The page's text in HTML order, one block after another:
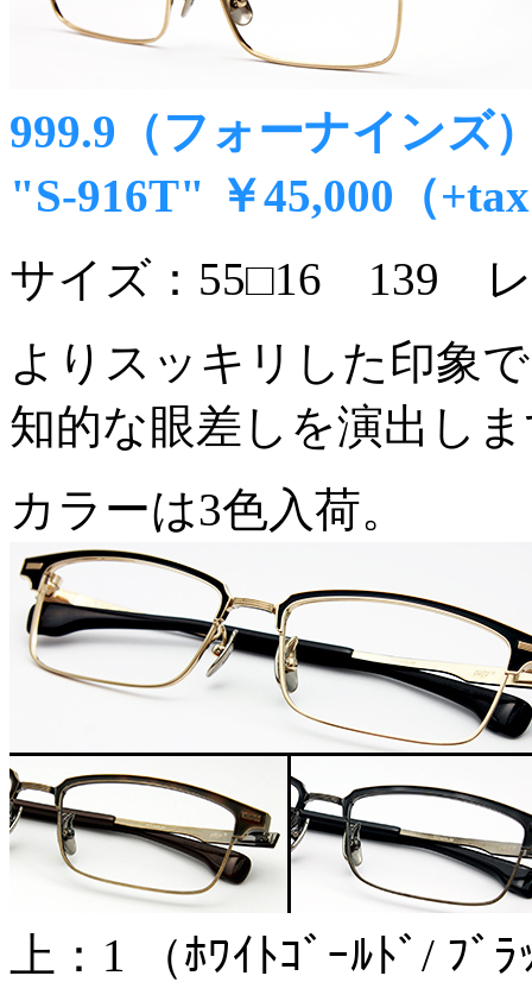
999.9（フォーナインズ
"S-916T" ￥45,000（
サイズ：55□16 139 レ
よりスッキリした印象
知的な眼差しを演出し
カラーは3色入荷。
上：1 （ﾎﾜｲﾄｺﾞｰﾙﾄﾞ/ ﾌﾞ